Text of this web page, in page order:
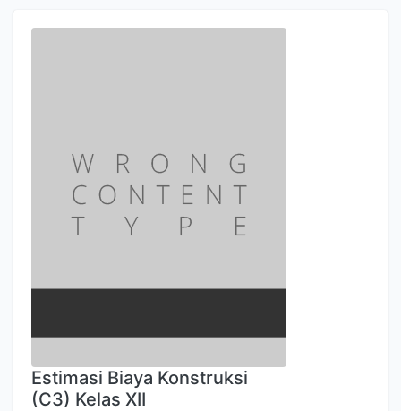
Estimasi Biaya Konstruksi
(C3) Kelas XII